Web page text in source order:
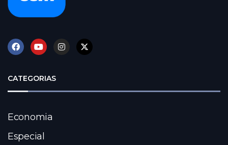
CATEGORIAS
Economia
Especial